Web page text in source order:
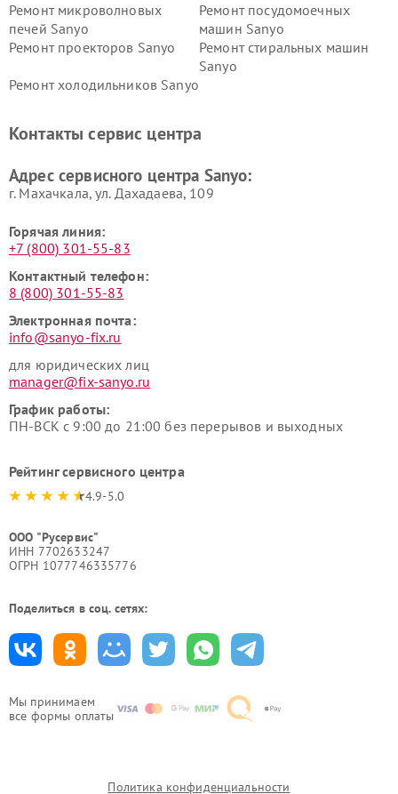
Мы принимаем
все формы оплаты
Ремонт микроволновых
печей Sanyo
Ремонт посудомоечных
машин Sanyo
Ремонт проекторов Sanyo
Ремонт стиральных машин
Sanyo
Ремонт холодильников Sanyo
Контакты сервис центра
Адрес сервисного центра Sanyo:
г. Махачкала, ул. Дахадаева, 109
Горячая линия:
+7 (800) 301-55-83
Контактный телефон:
8 (800) 301-55-83
Электронная почта:
info@sanyo-fix.ru
для юридических лиц
manager@fix-sanyo.ru
График работы:
ПН-ВСК с 9:00 до 21:00 без перерывов и выходных
Рейтинг сервисного центра
4.9-5.0
ООО "Русервис"
ИНН 7702633247
ОГРН 1077746335776
Поделиться в соц. сетях:
Политика конфиденциальности